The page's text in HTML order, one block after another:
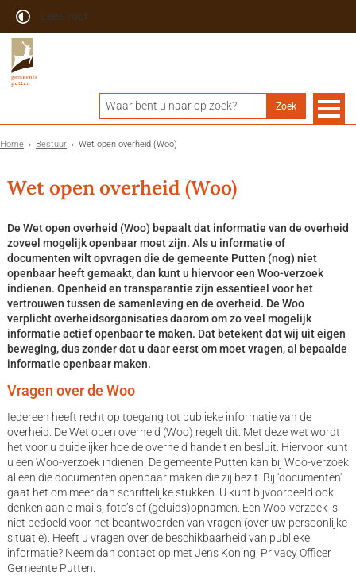
Lees voor
Home Bestuur Wet open overheid (Woo)
Wet open overheid (Woo)
De Wet open overheid (Woo) bepaalt dat informatie van de overheid
zoveel mogelijk openbaar moet zijn. Als u informatie of
documenten wilt opvragen die de gemeente Putten (nog) niet
openbaar heeft gemaakt, dan kunt u hiervoor een Woo-verzoek
indienen. Openheid en transparantie zijn essentieel voor het
vertrouwen tussen de samenleving en de overheid. De Woo
verplicht overheidsorganisaties daarom om zo veel mogelijk
informatie actief openbaar te maken. Dat betekent dat wij uit eigen
beweging, dus zonder dat u daar eerst om moet vragen, al bepaalde
informatie openbaar maken.
Vragen over de Woo
Iedereen heeft recht op toegang tot publieke informatie van de
overheid. De Wet open overheid (Woo) regelt dit. Met deze wet wordt
het voor u duidelijker hoe de overheid handelt en besluit. Hiervoor kunt
u een Woo-verzoek indienen. De gemeente Putten kan bij Woo-verzoek
alleen die documenten openbaar maken die zij bezit. Bij 'documenten'
gaat het om meer dan schriftelijke stukken. U kunt bijvoorbeeld ook
denken aan e-mails, foto’s of (geluids)opnamen. Een Woo-verzoek is
niet bedoeld voor het beantwoorden van vragen (over uw persoonlijke
situatie). Heeft u vragen over de beschikbaarheid van publieke
informatie? Neem dan contact op met Jens Koning, Privacy Officer
Gemeente Putten.